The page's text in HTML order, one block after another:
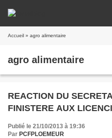
Accueil » agro alimentaire
agro alimentaire
REACTION DU
FINISTERE AUX
Publié le 21/10/2013 à 19:36
Par PCFPLOEMEUR